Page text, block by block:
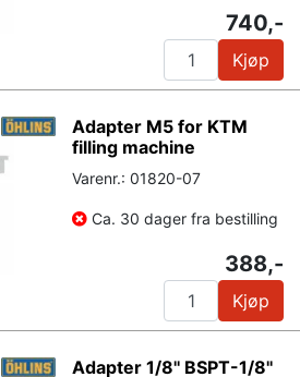
740,-
Kjøp
Adapter M5 for KTM
filling machine
Varenr.: 01820-07
Ca. 30 dager fra bestilling
388,-
Kjøp
Adapter 1/8'' BSPT-1/8''